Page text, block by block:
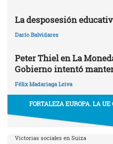
La desposesión
Darío Balvidares
Peter Thiel en La
Gobierno intentó
Félix Madariaga Leiva
FORTALEZA EUROPA. LA
Victorias sociales en Suiza